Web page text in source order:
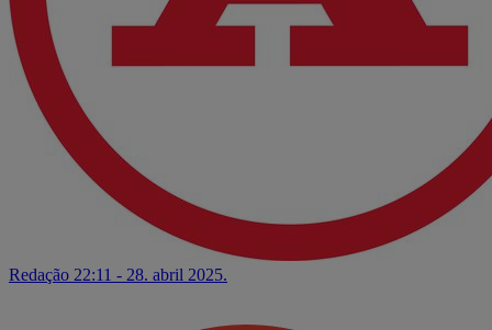
Redação 22:11 - 28. abril 2025.